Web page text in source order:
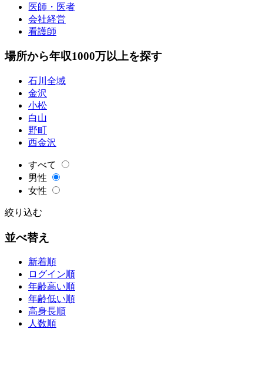
医師・医者
会社経営
看護師
場所から年収1000万以上を探す
石川全域
金沢
小松
白山
野町
西金沢
すべて
男性
女性
絞り込む
並べ替え
新着順
ログイン順
年齢高い順
年齢低い順
高身長順
人数順